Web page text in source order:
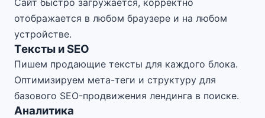
Сайт быстро загружается, корректно
отображается в любом браузере и на любом
устройстве.
Тексты и SEO
Пишем продающие тексты для каждого блока.
Оптимизируем мета-теги и структуру для
базового SEO-продвижения лендинга в поиске.
Аналитика